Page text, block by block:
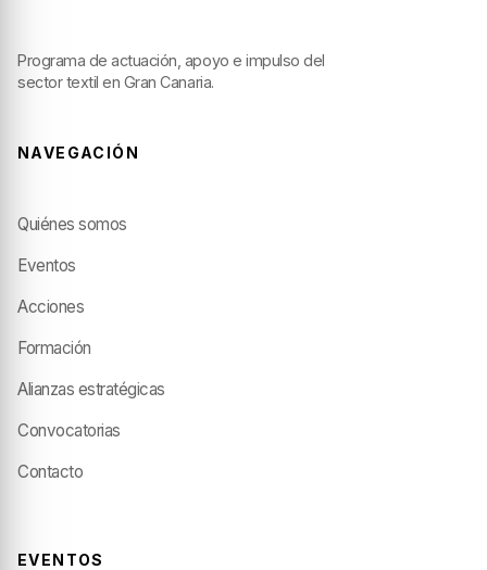
Programa de actuación, apoyo e impulso del
sector textil en Gran Canaria.
NAVEGACIÓN
Quiénes somos
Eventos
Acciones
Formación
Alianzas estratégicas
Convocatorias
Contacto
EVENTOS